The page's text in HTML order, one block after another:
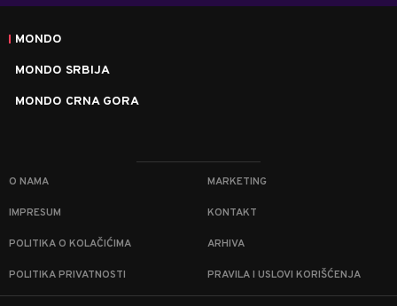
MONDO
MONDO SRBIJA
MONDO CRNA GORA
O NAMA MARKETING
IMPRESUM KONTAKT
POLITIKA O KOLAČIĆIMA ARHIVA
POLITIKA PRIVATNOSTI PRAVILA I USLOVI KORIŠĆENJA